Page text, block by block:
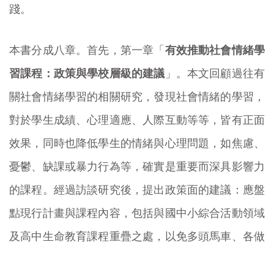
踐。
本書分成八章。首先，第一章「 有效推動社會情緒學
習課程：政策與學校層級的建議 」。本文回顧過往有
關社會情緒學習的相關研究，發現社會情緒的學習，
對於學生成績、心理適應、人際互動等等，皆有正面
效果，同時也降低學生的情緒與心理問題，如焦慮、
憂鬱、缺課或暴力行為等，確實是重要而深具影響力
的課程。經過訪談研究後，提出政策面的建議：應盤
點現行計畫與課程內容，包括與國中小綜合活動領域
及高中生命教育課程重疊之處，以免多頭馬車、各做